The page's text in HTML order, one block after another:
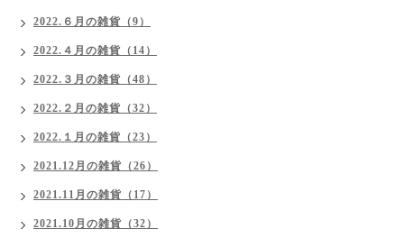
2022.６月の雑貨（9）
2022.４月の雑貨（14）
2022.３月の雑貨（48）
2022.２月の雑貨（32）
2022.１月の雑貨（23）
2021.12月の雑貨（26）
2021.11月の雑貨（17）
2021.10月の雑貨（32）